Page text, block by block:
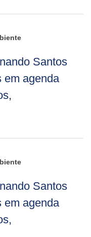
Santos
em agenda
Santos
em agenda